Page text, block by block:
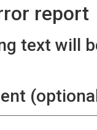
report
text will